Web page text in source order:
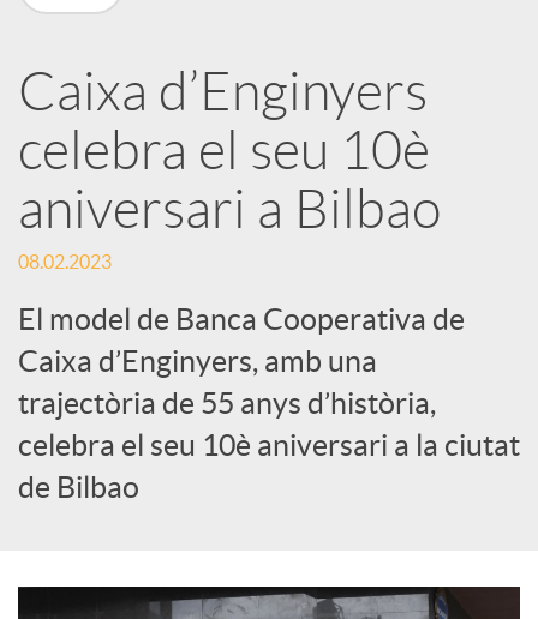
r
x
e
s
S
o
c
Caixa d’Enginyers
celebra el seu 10è
aniversari a Bilbao
08.02.2023
El model de Banca Cooperativa de
Caixa d’Enginyers, amb una
trajectòria de 55 anys d’història,
celebra el seu 10è aniversari a la ciutat
de Bilbao